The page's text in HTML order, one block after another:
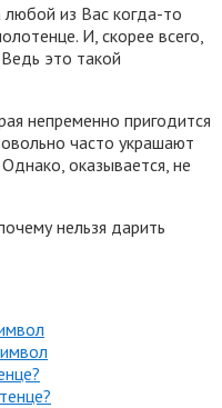
любой из Вас когда-то
И, скорее всего,
это такой
непременно пригодится
часто украшают
оказывается, не
нельзя дарить